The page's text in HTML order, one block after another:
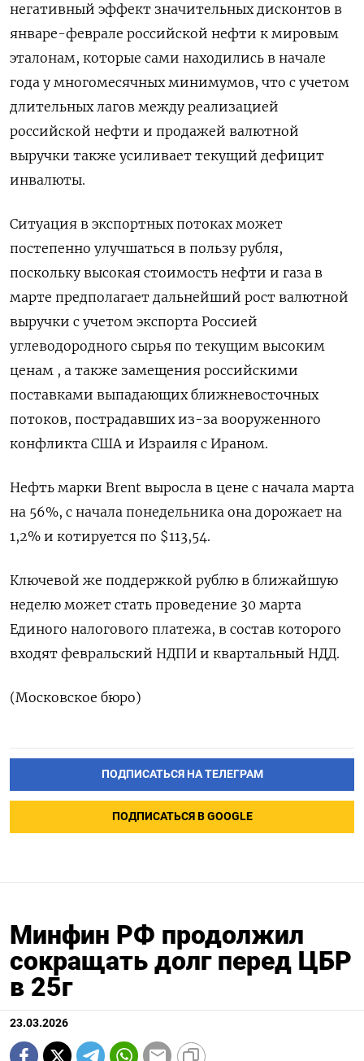
негативный эффект значительных дисконтов в
январе-феврале российской нефти к мировым
эталонам, которые сами находились в начале
года у многомесячных минимумов, что с учетом
длительных лагов между реализацией ​
российской нефти и продажей валютной
выручки ⁠также усиливает текущий дефицит
инвалюты.
Ситуация в экспортных потоках может
постепенно улучшаться в пользу рубля,
поскольку высокая стоимость нефти и газа в
марте предполагает дальнейший рост валютной
выручки с учетом ‌экспорта Россией
углеводородного сырья по текущим высоким
ценам , а также замещения российскими
поставками выпадающих ближневосточных
потоков, пострадавших из-за вооруженного
конфликта США ‌и Израиля с Ираном.
Нефть марки Brent выросла в цене с начала марта
на 56%, с начала понедельника она дорожает на ​
1,2% и котируется по $113,54.
Ключевой же поддержкой рублю в ближайшую
неделю может стать проведение 30 марта
‌Единого налогового платежа, в состав которого
входят февральский НДПИ и квартальный НДД.
(Московское бюро)
ПОДПИСАТЬСЯ НА ТЕЛЕГРАМ
ПОДПИСАТЬСЯ В GOOGLE
Минфин РФ продолжил
сокращать долг перед ЦБР
в 25г
23.03.2026